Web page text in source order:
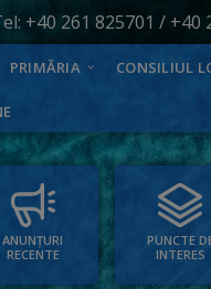
+40 261 825701 / +40
PRIMĂRIA CONSILIUL
ANUNȚURI
RECENTE
PUNCTE
INTERES